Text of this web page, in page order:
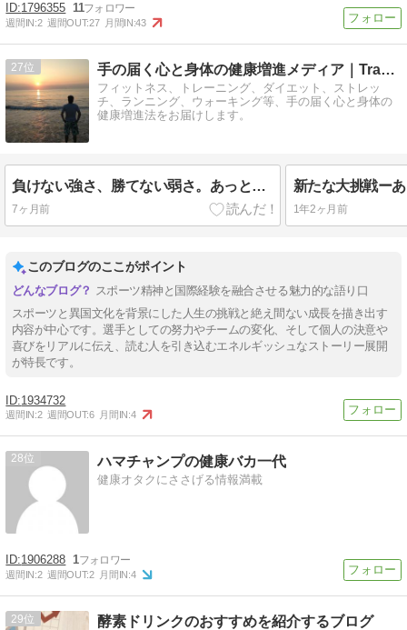
1796355 11
週間IN:2 週間OUT:27 月間IN:43
27 手の届く心と身体の健康増進メディア｜Tracy（トレイシー）
フィットネス、トレーニング、ダイエット、ストレッ
チ、ランニング、ウォーキング等、手の届く心と身体の
健康増進法をお届けします。
負けない強さ、勝てない弱さ。あっという間の6ヶ月。
7ヶ月前
新たな大挑戦ー
1年2ヶ月前
このブログのここがポイント
スポーツ精神と国際経験を融合させる魅力的な語り口
スポーツと異国文化を背景にした人生の挑戦と絶え間ない成長を描き出す
内容が中心です。選手としての努力やチームの変化、そして個人の決意や
喜びをリアルに伝え、読む人を引き込むエネルギッシュなストーリー展開
が特長です。
1934732
週間IN:2 週間OUT:6 月間IN:4
28 ハマチャンプの健康バカ一代
健康オタクにささげる情報満載
1906288 1
週間IN:2 週間OUT:2 月間IN:4
29 酵素ドリンクのおすすめを紹介するブログ